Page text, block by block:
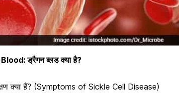
ड्रैगन ब्लड क्या है?
क्या हैं? (Symptoms of Sickle Cell Disease)